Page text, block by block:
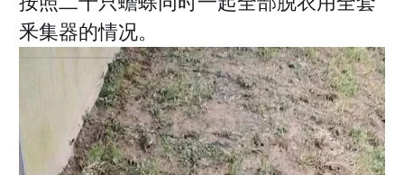
釆集器的情况。